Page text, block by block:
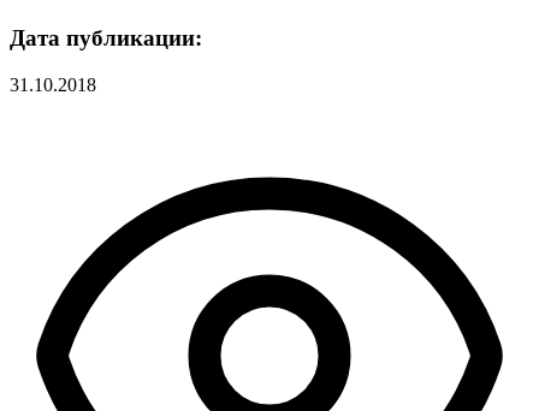
Дата публикации:
31.10.2018